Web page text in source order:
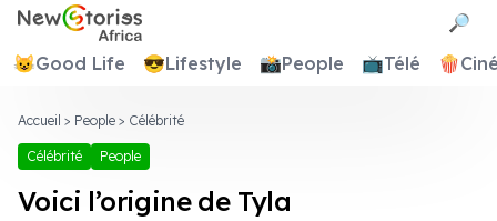
Newstories Africa
🔎
😺Good Life 😎Lifestyle 📸People 📺Télé 🍿
Accueil > People > Célébrité
Célébrité People
Voici l’origine de Tyla